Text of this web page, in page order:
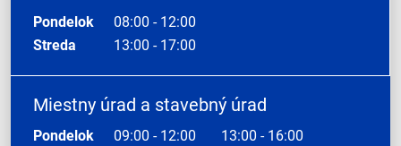
Pondelok
08:00 - 12:00
Streda
13:00 - 17:00
Miestny úrad a stavebný úrad
Pondelok 09:00 - 12:00
13:00 - 16:00